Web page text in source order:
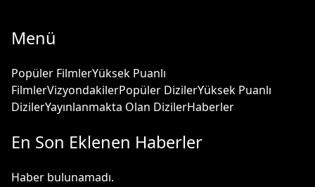
Menü
Popüler FilmlerYüksek Puanlı
FilmlerVizyondakilerPopüler DizilerYüksek Puanlı
DizilerYayınlanmakta Olan DizilerHaberler
En Son Eklenen Haberler
Haber bulunamadı.